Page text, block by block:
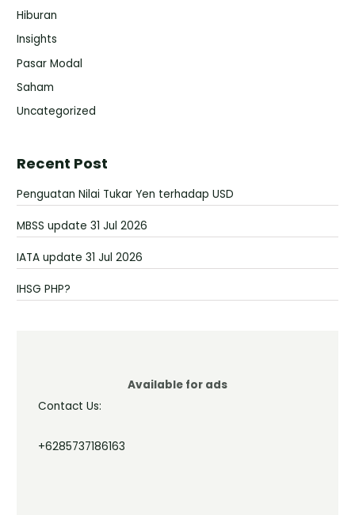
Hiburan
Insights
Pasar Modal
Saham
Uncategorized
Recent Post
Penguatan Nilai Tukar Yen terhadap USD
MBSS update 31 Jul 2026
IATA update 31 Jul 2026
IHSG PHP?
Available for ads
Contact Us:
+6285737186163